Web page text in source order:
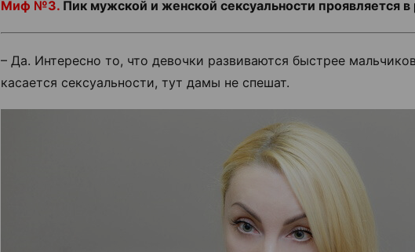
Миф №3. Пик мужской и женской сексуальности проявляется в
– Да. Интересно то, что девочки развиваются быстрее
касается сексуальности, тут дамы не спешат.